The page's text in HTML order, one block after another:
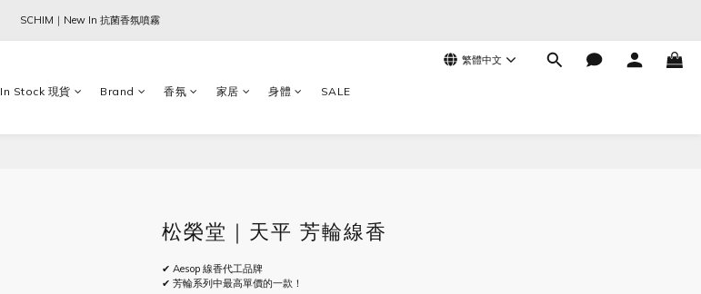
Ogata x 坂本龍一 ｜大師珍藏系列
SCHIM｜New In 抗菌香氛噴霧
繁體中文
In Stock 現貨 Brand 香氛 家居 身體 SALE
松榮堂｜天平 芳輪線香
✔ Aesop 線香代工品牌
✔ 芳輪系列中最高單價的一款！